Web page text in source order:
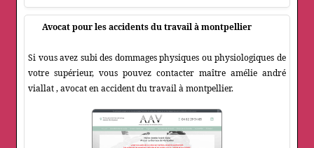
Avocat pour les accidents du travail à montpellier
Si vous avez subi des dommages physiques ou physiologiques de
votre supérieur, vous pouvez contacter maître amélie andré
viallat , avocat en accident du travail à montpellier.